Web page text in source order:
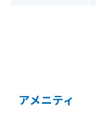
アメニティ